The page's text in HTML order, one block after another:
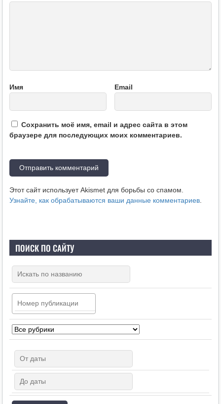
Имя Email
Сохранить моё имя, email и адрес сайта в этом
браузере для последующих моих комментариев.
Этот сайт использует Akismet для борьбы со спамом.
Узнайте, как обрабатываются ваши данные комментариев.
ПОИСК ПО САЙТУ